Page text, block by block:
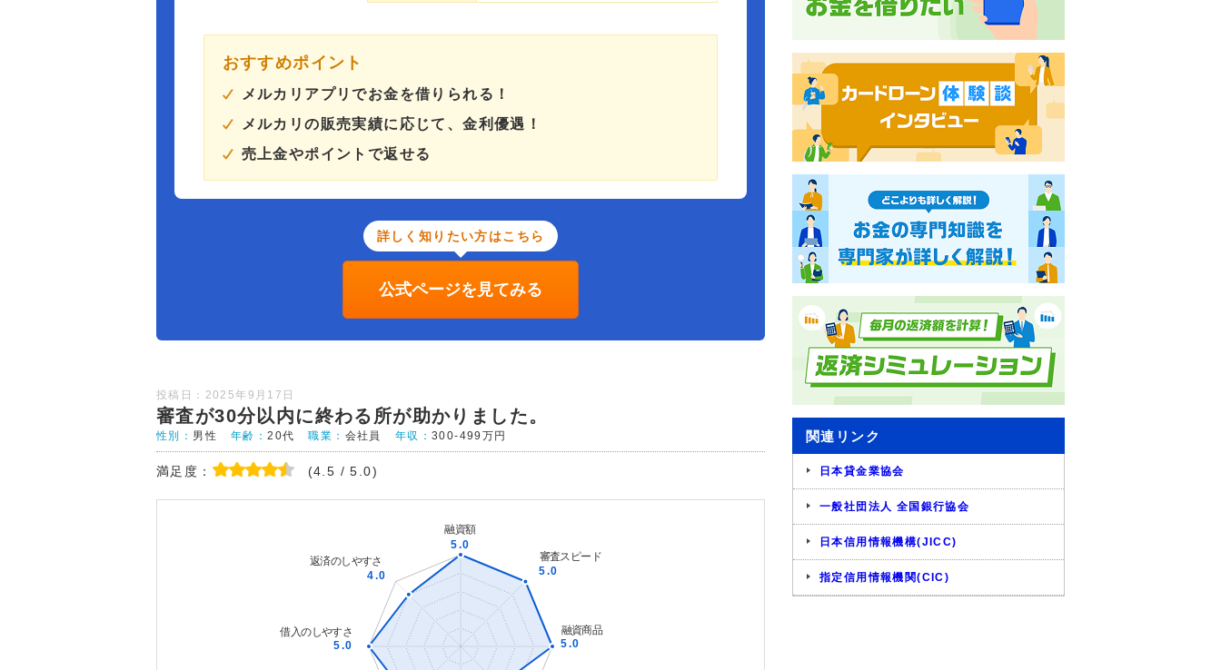
おすすめポイント
メルカリアプリでお金を借りられる！
メルカリの販売実績に応じて、金利優遇！
売上金やポイントで返せる
詳しく知りたい方はこちら
公式ページを見てみる
投稿日：2025年9月17日
審査が30分以内に終わる所が助かりました。
性別： 男性 年齢：20代 職業： 会社員 年収：300-499万円
満足度： (4.5 / 5.0)
関連リンク
日本貸金業協会
一般社団法人 全国銀行協会
日本信用情報機構(JICC)
指定信用情報機関(CIC)